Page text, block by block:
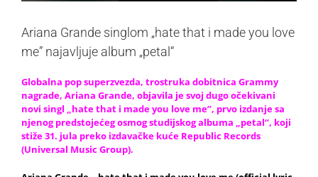
Ariana Grande singlom „hate that i made you love
me” najavljuje album „petal“
Globalna pop superzvezda, trostruka dobitnica Grammy
nagrade, Ariana Grande, objavila je svoj dugo očekivani
novi singl „hate that i made you love me”, prvo izdanje sa
njenog predstojećeg osmog studijskog albuma „petal“, koji
stiže 31. jula preko izdavačke kuće Republic Records
(Universal Music Group).